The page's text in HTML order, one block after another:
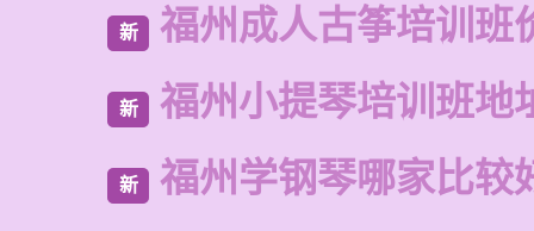
新 福州成人古筝培训班
新 福州小提琴培训班地
新 福州学钢琴哪家比较